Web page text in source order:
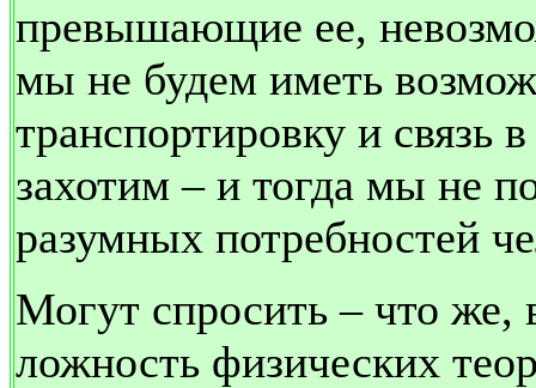
превышающие ее,
мы не будем иметь
транспортировку и связь
захотим – и тогда мы не
разумных потребностей
Могут спросить – что же,
ложность физических